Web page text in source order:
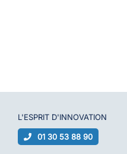
L'ESPRIT D'INNOVATION
01 30 53 88 90